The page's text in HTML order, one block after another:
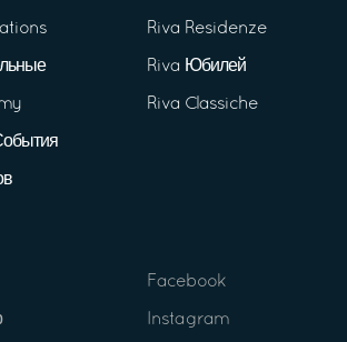
Riva Residenze
Riva Юбилей
Riva Classiche
Facebook
Instagram